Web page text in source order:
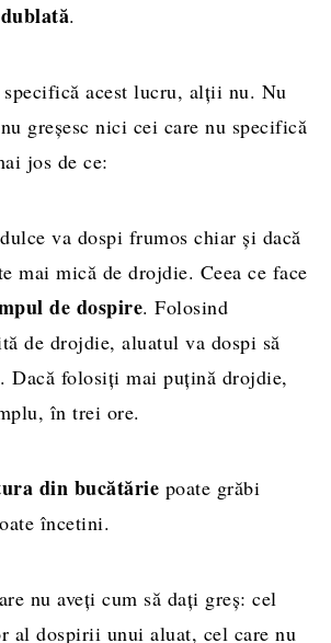
.
acest lucru, alții nu. Nu
greșesc nici cei care nu specifică
jos de ce:
va dospi frumos chiar și dacă
mai mică de drojdie. Ceea ce face
de dospire. Folosind
de drojdie, aluatul va dospi să
Dacă folosiți mai puțină drojdie,
în trei ore.
din bucătărie poate grăbi
încetini.
nu aveți cum să dați greș: cel
al dospirii unui aluat, cel care nu